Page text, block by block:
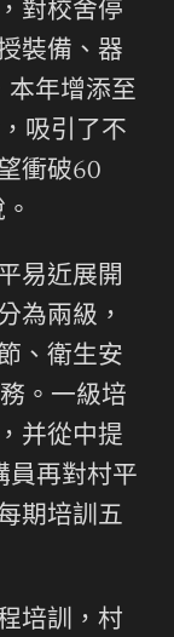
對校舍停
裝備、器
本年增添至
吸引了不
衝破60
易近展開
為兩級，
、衛生安
。一級培
并從中提
員再對村平
期培訓五
培訓，村